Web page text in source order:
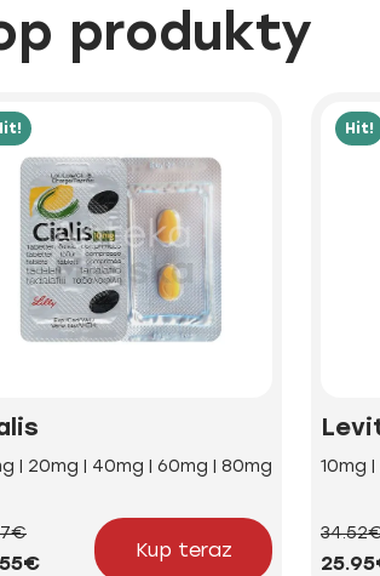
produkty
| 20mg | 40mg | 60mg | 80mg
Kup teraz
Hit!
10mg